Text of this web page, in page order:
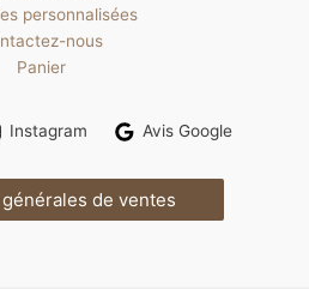
personnalisées
nous
Panier
Instagram Avis Google
de ventes